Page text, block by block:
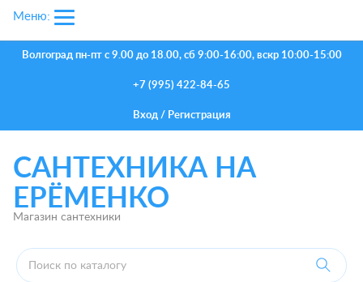
Волгоград пн-пт с 9.00 до 18.00, сб 9:00-16:00, вскр 10:00-15:00
+7 (995) 422-84-65
Вход/ Регистрация
САНТЕХНИКА НА
ЕРЁМЕНКО
Магазин сантехники
Меню: